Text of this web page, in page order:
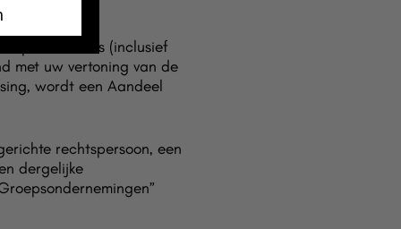
van tickets (inclusief
met uw vertoning van de
wordt een Aandeel
rechtspersoon, een
dergelijke